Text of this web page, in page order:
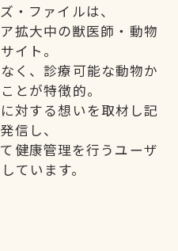
・ファイルは、
拡大中の獣医師・動物
イト。
く、診療可能な動物か
とが特徴的。
対する想いを取材し記
信し、
健康管理を行うユーザ
ています。